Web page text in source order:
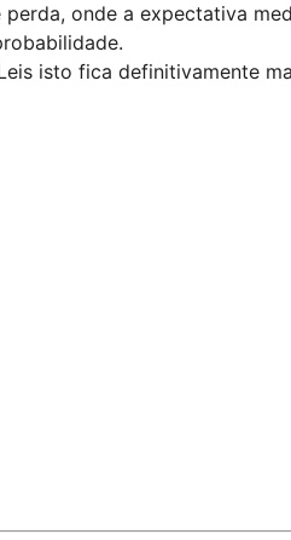
onde a expectativa
isto fica definitivamente